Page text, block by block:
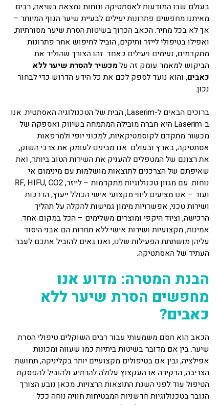
בעולם שבו המודעות לאסתטיקה ונוחות נמצאת בשיאה, רבים
מאיתנו מחפשים פתרונות יעילים לבעיית שיער הגוף המיותר –
אך לא בכל מחיר. הכאב הכרוך בשיטות הסרת שיער מסורתיות,
ואפילו בטיפולי לייזר ותיקים, הוביל לחיפוש אחר פתרונות
מתקדמים, נעימים ויעילים כאחד. זהו הצורך שהוליד את
הביקוש למאמר עומק זה עלמכשיר להסרת שיער ללא
כאבים, והוא נועד לספק לכם את כל הידע הדרוש כדי לבחור
נכון.
ברוכים הבאים ל-Laserim, הבית של הטכנולוגיה האסתטית. אנו
ב-Laserim היא חברה מובילה המתמחה בשיווק ואספקה של
מכשור מתקדם לקוסמטיקאיות, למכוני יופי ולמרפאות
אסתטיקה, בארץ ובעולם. אנו מבינים לעומק את צרכי השוק,
את רצונם של המטפלים להעניק את השירות הטוב ביותר, ואת
שאיפתם של הצרכנים לתוצאות מושלמות עם מינימום אי
נוחות. עם מגוון טכנולוגיות מתקדמות – לייזר, RF, HIFU, CO2
ועוד – אנו מציעים ליווי מקצועי אישי הכולל ייעוץ, הדרכות
ושירות טכני, אפשרויות מימון גמישות להקלה על תהליך
הרכישה, וציוד היקפי ומוצרים משלימים – הכל במקום אחד.
אמינות, מקצועיות ושירות אישי ללא תחרות הם אבני היסוד
עליהן מושתתת הפעילות שלנו, ואנו גאים להוביל אתכם לעבר
העתיד של האסתטיקה.
הבנת המטרה: מדוע אנו
מחפשים הסרת שיער ללא
כאבים?
הכאב הוא חסם משמעותי עבור רבים השוקלים טיפולי הסרת
שיער. בין אם מדובר בשיטות ביתיות כמו שעווה ומכונות
אפילציה, ובין אם בטיפולים מקצועיים יותר בקליניקה, תחושת
הצריבה, הדקירה או העקצוץ עלולה להרתיע ולהוביל להפסקת
הטיפול עוד לפני השגת התוצאות הרצויות. מכאן נובע הצורך
הגובר בטכנולוגיות חדשניות המבטיחות חוויה נוחה ככל